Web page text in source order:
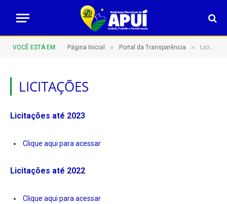
VOCÊ ESTÁ EM: Página Inicial » Portal da Transparência » Licitações
LICITAÇÕES
Licitações até 2023
Clique aqui para acessar
Licitações até 2022
Clique aqui para acessar